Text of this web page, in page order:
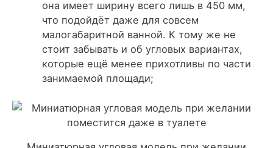
она имеет ширину всего лишь в 450 мм,
что подойдёт даже для совсем
малогабаритной ванной. К тому же не
стоит забывать и об угловых вариантах,
которые ещё менее прихотливы по части
занимаемой площади;